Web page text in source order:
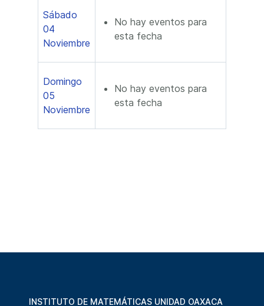
Sábado
04
Noviembre
No hay eventos para
esta fecha
Domingo
05
Noviembre
No hay eventos para
esta fecha
INSTITUTO DE MATEMÁTICAS UNIDAD OAXACA